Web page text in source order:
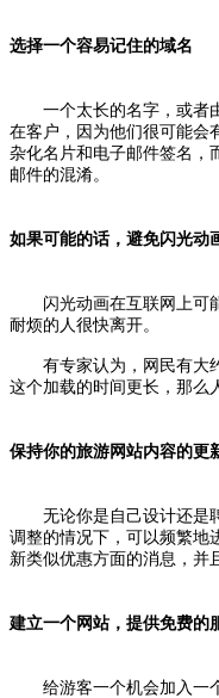
选择一个容易记住的域名
一个太长的名字，或者由
在客户，因为他们很可能会
杂化名片和电子邮件签名，
邮件的混淆。
如果可能的话，避免闪光动
闪光动画在互联网上可能
耐烦的人很快离开。
有专家认为，网民有大约
这个加载的时间更长，那么
保持你的旅游网站内容的更
无论你是自己设计还是聘
调整的情况下，可以频繁地
新类似优惠方面的消息，并
建立一个网站，提供免费的
给游客一个机会加入一个